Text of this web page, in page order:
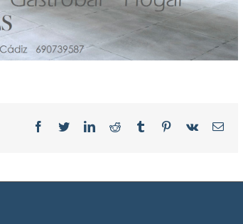
Facebook
TwitterLinkedInReddit Tumblr Pinterest
Vk Email